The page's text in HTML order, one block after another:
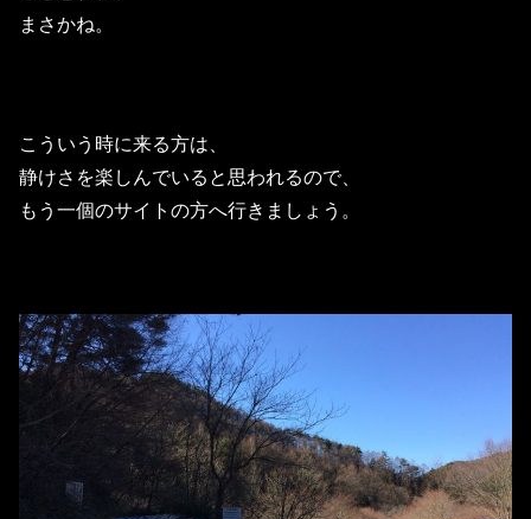
まさかね。
こういう時に来る方は、
静けさを楽しんでいると思われるので、
もう一個のサイトの方へ行きましょう。